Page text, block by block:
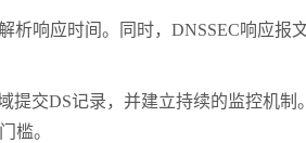
析响应时间。同时， DNSSEC响应报
提交DS记录，并建立持续的监控机制
槛。